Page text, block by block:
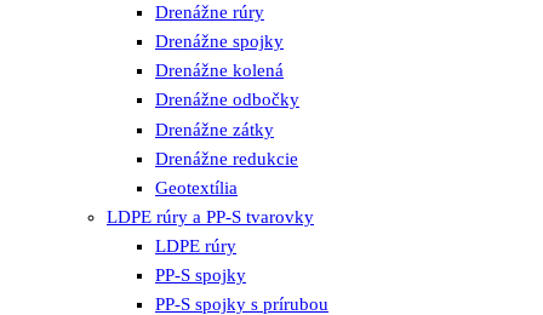
Drenážne rúry
Drenážne spojky
Drenážne kolená
Drenážne odbočky
Drenážne zátky
Drenážne redukcie
Geotextília
LDPE rúry a PP-S tvarovky
LDPE rúry
PP-S spojky
PP-S spojky s prírubou